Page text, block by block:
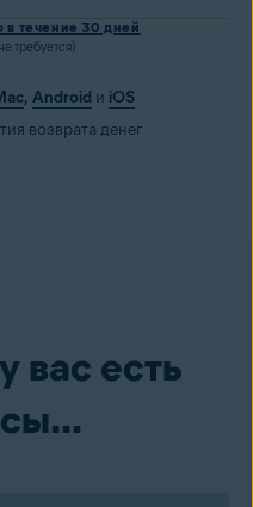
в течение 30 дней
требуется)
, Android и iOS
возврата денег
вас есть